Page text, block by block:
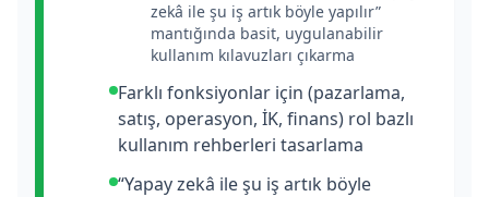
zekâ ile şu iş artık böyle yapılır”
mantığında basit, uygulanabilir
kullanım kılavuzları çıkarma
Farklı fonksiyonlar için (pazarlama,
satış, operasyon, İK, finans) rol bazlı
kullanım rehberleri tasarlama
“Yapay zekâ ile şu iş artık böyle